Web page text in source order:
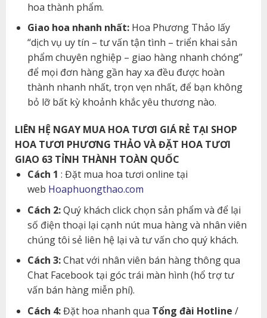
hoa thành phẩm.
Giao hoa nhanh nhất:Hoa Phương Thảo lấy
“dịch vụ uy tín – tư vấn tận tình – triển khai sản
phẩm chuyên nghiệp – giao hàng nhanh chóng”
để mọi đơn hàng gần hay xa đều được hoàn
thành nhanh nhất, trọn vẹn nhất, để bạn không
bỏ lỡ bất kỳ khoảnh khắc yêu thương nào.
LIÊN HỆ NGAY MUA HOA TƯƠI GIÁ RẺ TẠI SHOP
HOA TƯƠI PHƯƠNG THẢO VÀ ĐẶT HOA TƯƠI
GIAO 63 TỈNH THÀNH TOÀN QUỐC
Cách 1 : Đặt mua hoa tươi online tại
web Hoaphuongthao.com
Cách 2:Quý khách click chọn sản phẩm và để lại
số điện thoại lại cạnh nút mua hàng và nhân viên
chúng tôi sẻ liên hệ lại và tư vấn cho quý khách.
Cách 3:Chat với nhân viên bán hàng thông qua
Chat Facebook tại góc trái màn hình (hổ trợ tư
vấn bán hàng miễn phí).
Cách 4:Đặt hoa nhanh qua Tổng đài Hotline /